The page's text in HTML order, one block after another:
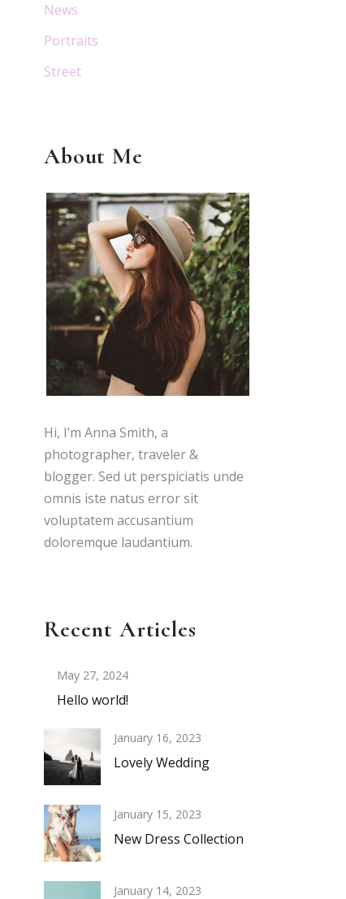
News
Portraits
Street
About Me
Hi, I’m Anna Smith, a
photographer, traveler &
blogger. Sed ut perspiciatis unde
omnis iste natus error sit
voluptatem accusantium
doloremque laudantium.
Recent Articles
May 27, 2024
Hello world!
January 16, 2023
Lovely Wedding
January 15, 2023
New Dress Collection
January 14, 2023